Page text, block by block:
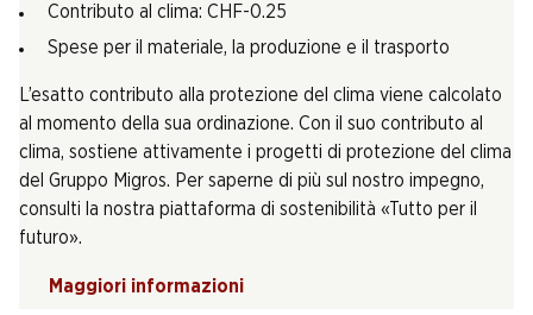
Contributo al clima: CHF-0.25
Spese per il materiale, la produzione e il trasporto
L’esatto contributo alla protezione del clima viene calcolato
al momento della sua ordinazione. Con il suo contributo al
clima, sostiene attivamente i progetti di protezione del clima
del Gruppo Migros. Per saperne di più sul nostro impegno,
consulti la nostra piattaforma di sostenibilità «Tutto per il
futuro».
Maggiori informazioni